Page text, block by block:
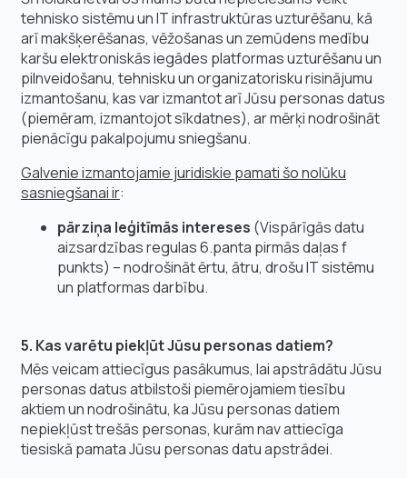
tehnisko sistēmu un IT infrastruktūras uzturēšanu, kā
arī makšķerēšanas, vēžošanas un zemūdens medību
karšu elektroniskās iegādes platformas uzturēšanu un
pilnveidošanu, tehnisku un organizatorisku risinājumu
izmantošanu, kas var izmantot arī Jūsu personas datus
(piemēram, izmantojot sīkdatnes), ar mērķi nodrošināt
pienācīgu pakalpojumu sniegšanu.
Galvenie izmantojamie juridiskie pamati šo nolūku
sasniegšanai ir:
pārziņa leģitīmās intereses (Vispārīgās datu
aizsardzības regulas 6.panta pirmās daļas f
punkts) – nodrošināt ērtu, ātru, drošu IT sistēmu
un platformas darbību.
5. Kas varētu piekļūt Jūsu personas datiem?
Mēs veicam attiecīgus pasākumus, lai apstrādātu Jūsu
personas datus atbilstoši piemērojamiem tiesību
aktiem un nodrošinātu, ka Jūsu personas datiem
nepiekļūst trešās personas, kurām nav attiecīga
tiesiskā pamata Jūsu personas datu apstrādei.